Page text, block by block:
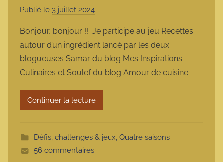
Publié le 3 juillet 2024
r
m
a
r
o
t
e
Bonjour, bonjour !! Je participe au jeu Recettes
autour d’un ingrédient lancé par les deux
blogueuses Samar du blog Mes Inspirations
Culinaires et Soulef du blog Amour de cuisine.
Continuer la lecture
Défis, challenges & jeux, Quatre saisons
56 commentaires